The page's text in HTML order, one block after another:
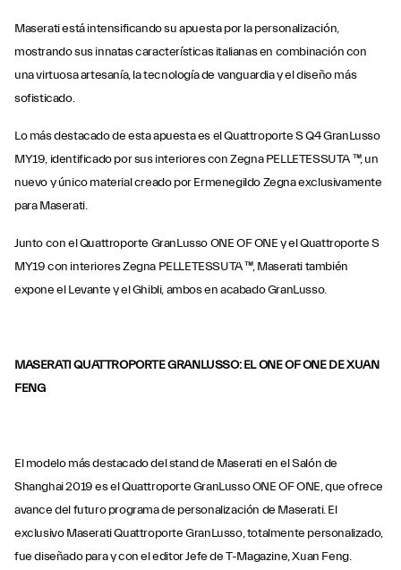
Maserati está intensificando su apuesta por la personalización,
mostrando sus innatas características italianas en combinación con
una virtuosa artesanía, la tecnología de vanguardia y el diseño más
sofisticado.
Lo más destacado de esta apuesta es el Quattroporte S Q4 GranLusso
MY19, identificado por sus interiores con Zegna PELLETESSUTA ™, un
nuevo y único material creado por Ermenegildo Zegna exclusivamente
para Maserati.
Junto con el Quattroporte GranLusso ONE OF ONE y el Quattroporte S
MY19 con interiores Zegna PELLETESSUTA ™, Maserati también
expone el Levante y el Ghibli, ambos en acabado GranLusso.
MASERATI QUATTROPORTE GRANLUSSO: EL ONE OF ONE DE XUAN
FENG
El modelo más destacado del stand de Maserati en el Salón de
Shanghai 2019 es el Quattroporte GranLusso ONE OF ONE, que ofrece
avance del futuro programa de personalización de Maserati. El
exclusivo Maserati Quattroporte GranLusso, totalmente personalizado,
fue diseñado para y con el editor Jefe de T-Magazine, Xuan Feng.